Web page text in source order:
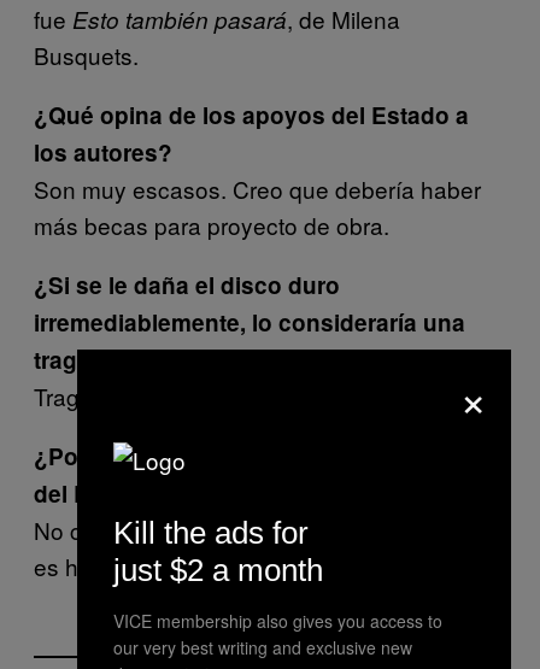
fue Esto también pasará, de Milena
Busquets.
¿Qué opina de los apoyos del Estado a
los autores?
Son muy escasos. Creo que debería haber
más becas para proyecto de obra.
¿Si se le daña el disco duro
irremediablemente, lo consideraría una
tragedia o un alivio?
Tragedia.
¿Por qué son tan fallidas las campañas
del Estado para promocionar la lectura?
No creo que dependa del Estado. La lectura
es hereditaria.
×
Kill the ads for
just $2 a month
VICE membership also gives you access to
our very best writing and exclusive new